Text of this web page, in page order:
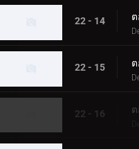
22 - 14
22 - 15
22 - 16